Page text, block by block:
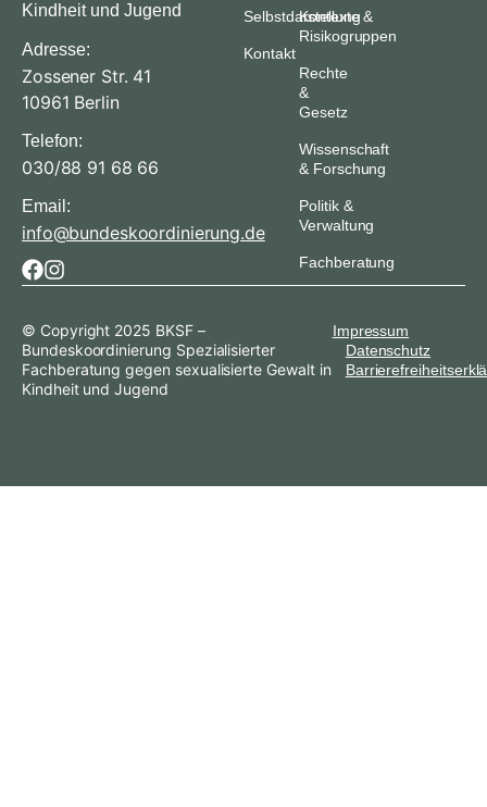
Kindheit und Jugend
Adresse:
Zossener Str. 41
10961 Berlin
Telefon:
030/88 91 68 66
Email:
info@bundeskoordinierung.de
Selbstdarstellung
Kontakt
Kontexte &
Risikogruppen
Rechte
&
Gesetz
Wissenschaft
& Forschung
Politik &
Verwaltung
Fachberatung
© Copyright 2025 BKSF –
Bundeskoordinierung Spezialisierter
Fachberatung gegen sexualisierte Gewalt in
Kindheit und Jugend
Impressum
Datenschutz